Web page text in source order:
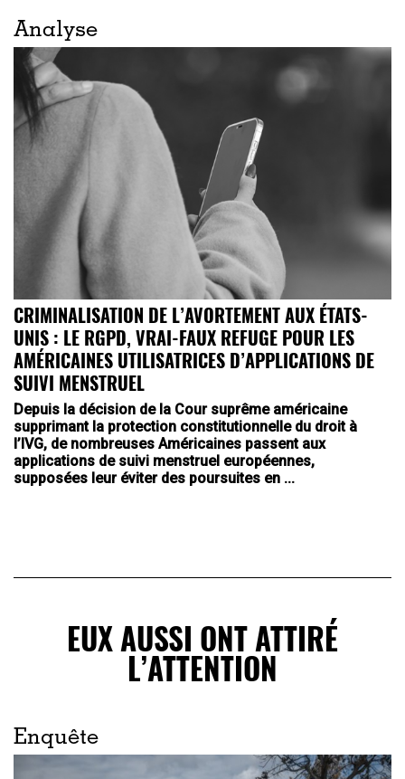
Analyse
CRIMINALISATION DE L’AVORTEMENT AUX ÉTATS-
UNIS : LE RGPD, VRAI-FAUX REFUGE POUR LES
AMÉRICAINES UTILISATRICES D’APPLICATIONS DE
SUIVI MENSTRUEL
Depuis la décision de la Cour suprême américaine
supprimant la protection constitutionnelle du droit à
l’IVG, de nombreuses Américaines passent aux
applications de suivi menstruel européennes,
supposées leur éviter des poursuites en ...
EUX AUSSI ONT ATTIRÉ
L’ATTENTION
Enquête